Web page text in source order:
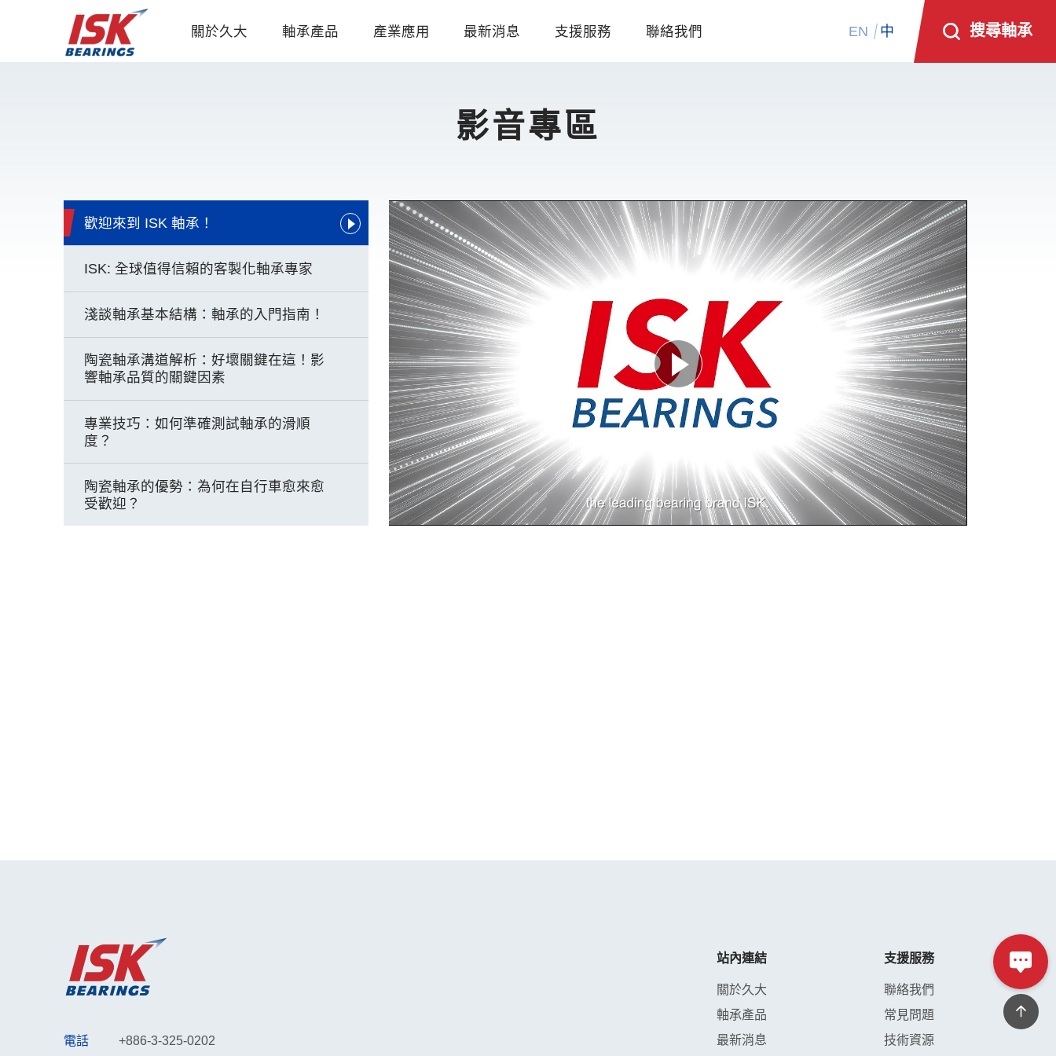
關於久大 軸承產品 產業應用 最新消息 支援服務 聯絡我們 EN 中 搜尋軸承
影音專區
歡迎來到 ISK 軸承！
ISK: 全球值得信賴的客製化軸承專家
淺談軸承基本結構：軸承的入門指南！
陶瓷軸承溝道解析：好壞關鍵在這！影
響軸承品質的關鍵因素
專業技巧：如何準確測試軸承的滑順
度？
陶瓷軸承的優勢：為何在自行車愈來愈
受歡迎？
國際自行車展
揭開軸承生產的精密工藝！
ISKBEARING
「創新科技，帶您走進 ISK BEARING
電話 +886-3-325-0202
站內連結
關於久大
軸承產品
最新消息
支援服務
聯絡我們
常見問題
技術資源